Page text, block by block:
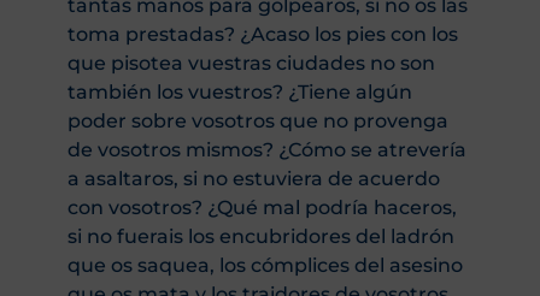
tantas manos para golpearos, si no os las
toma prestadas? ¿Acaso los pies con los
que pisotea vuestras ciudades no son
también los vuestros? ¿Tiene algún
poder sobre vosotros que no provenga
de vosotros mismos? ¿Cómo se atrevería
a asaltaros, si no estuviera de acuerdo
con vosotros? ¿Qué mal podría haceros,
si no fuerais los encubridores del ladrón
que os saquea, los cómplices del asesino